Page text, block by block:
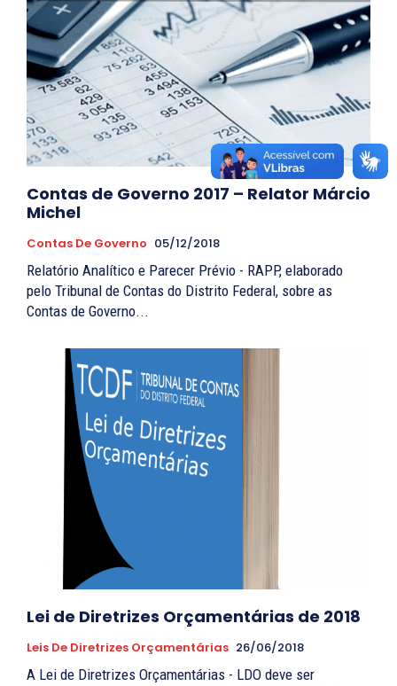
Contas de Governo 2017 – Relator Márcio
Michel
Contas De Governo 05/12/2018
Relatório Analítico e Parecer Prévio - RAPP, elaborado
pelo Tribunal de Contas do Distrito Federal, sobre as
Contas de Governo...
Lei de Diretrizes Orçamentárias de 2018
Leis De Diretrizes Orçamentárias 26/06/2018
A Lei de Diretrizes Orçamentárias - LDO deve ser